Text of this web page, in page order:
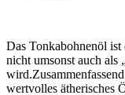
Das Tonkabohnenöl
nicht umsonst auch
wertvolles ätherisches